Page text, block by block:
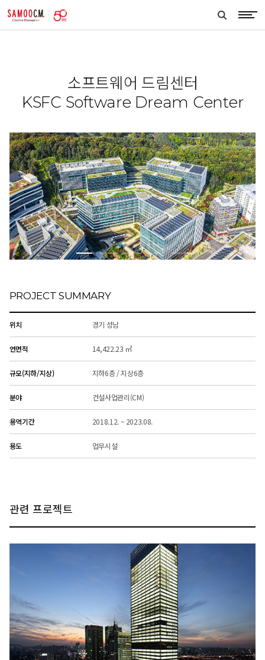
samoocm
search
소프트웨어 드림센터
KSFC Software Dream Center
PROJECT SUMMARY
위치 경기 성남
연면적 14,422.23 ㎡
규모(지하/지상) 지하6층 / 지상6층
분야 건설사업관리(CM)
용역기간 2018.12. ~ 2023.08.
용도 업무시설
관련 프로젝트